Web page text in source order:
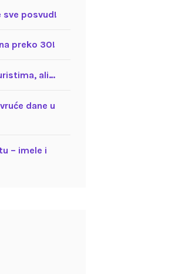
sve posvud!
preko 30!
ali…
dane u
– imele i